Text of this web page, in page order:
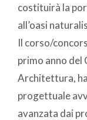
costituirà la
all’oasi
Il corso/
primo anno del
Architettura,
progettuale
avanzata dai